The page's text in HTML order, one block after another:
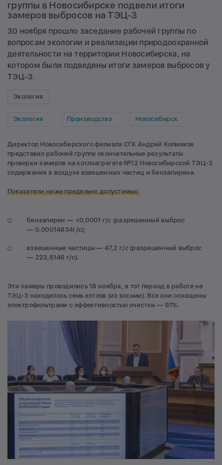
группы в Новосибирске подвели итоги
замеров выбросов на ТЭЦ-3
30 ноября прошло заседание рабочей группы по
вопросам экологии и реализации природоохранной
деятельности на территории Новосибирска, на
котором были подведены итоги замеров выбросов у
ТЭЦ-3.
Экология
Экология Производство Новосибирск
Директор Новосибирского филиала СГК Андрей Колмаков
представил рабочей группе окончательные результаты
проверки замеров на котлоагрегате №12 Новосибирской ТЭЦ-3
содержания в воздухе взвешенных частиц и бензапирена.
Показатели ниже предельно допустимых:
бензапирен — <0,0001 г/с (разрешенный выброс
— 0,00014834г/с);
взвешенные частицы — 47,2 г/с (разрешенный выброс
— 223,6146 г/с).
Эти замеры проводились 18 ноября, в тот период в работе на
ТЭЦ-3 находилось семь котлов (из восьми). Все они оснащены
электрофильтрами с эффективностью очистки — 97%.